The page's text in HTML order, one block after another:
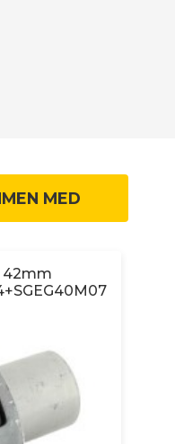
MED
42mm